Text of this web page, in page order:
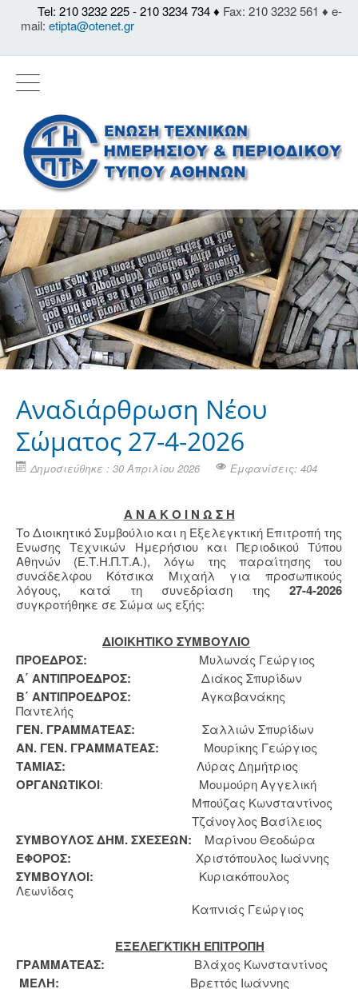
Tel: 210 3232 225 - 210 3234 734 ♦ Fax: 210 3232 561 ♦ e-
mail: etipta@otenet.gr
Αναδιάρθρωση Νέου
Σώματος 27-4-2026
Δημοσιεύθηκε : 30 Απριλίου 2026 Εμφανίσεις: 404
Α Ν Α Κ Ο Ι Ν Ω Σ Η
Το Διοικητικό Συμβούλιο και η Εξελεγκτική Επιτροπή της
Ένωσης Τεχνικών Ημερήσιου και Περιοδικού Τύπου
Αθηνών (Ε.Τ.Η.Π.Τ.Α.), λόγω της παραίτησης του
συνάδελφου Κότσικα Μιχαήλ για προσωπικούς
λόγους, κατά τη συνεδρίαση της 27-4-2026
συγκροτήθηκε σε Σώμα ως εξής:
ΔΙΟΙΚΗΤΙΚΟ ΣΥΜΒΟΥΛΙΟ
ΠΡΟΕΔΡΟΣ:
Μυλωνάς Γεώργιος
Α΄ ΑΝΤΙΠΡΟΕΔΡΟΣ: Διάκος Σπυρίδων
Β΄ ΑΝΤΙΠΡΟΕΔΡΟΣ:
Αγκαβανάκης
Παντελής
ΓΕΝ. ΓΡΑΜΜΑΤΕΑΣ: Σαλλιών Σπυρίδων
ΑΝ. ΓΕΝ. ΓΡΑΜΜΑΤΕΑΣ: Μουρίκης Γεώργιος
ΤΑΜΙΑΣ: Λύρας Δημήτριος
ΟΡΓΑΝΩΤΙΚΟΙ: Μουμούρη Αγγελική
Μπούζας Κωνσταντίνος
Τζάνογλος Βασίλειος
ΣΥΜΒΟΥΛΟΣ ΔΗΜ. ΣΧΕΣΕΩΝ: Μαρίνου Θεοδώρα
ΕΦΟΡΟΣ: Χριστόπουλος Ιωάννης
ΣΥΜΒΟΥΛΟΙ: Κυριακόπουλος
Λεωνίδας
Καπνιάς Γεώργιος
ΕΞΕΛΕΓΚΤΙΚΗ ΕΠΙΤΡΟΠΗ
ΓΡΑΜΜΑΤΕΑΣ: Βλάχος Κωνσταντίνος
ΜΕΛΗ: Βρεττός Ιωάννης